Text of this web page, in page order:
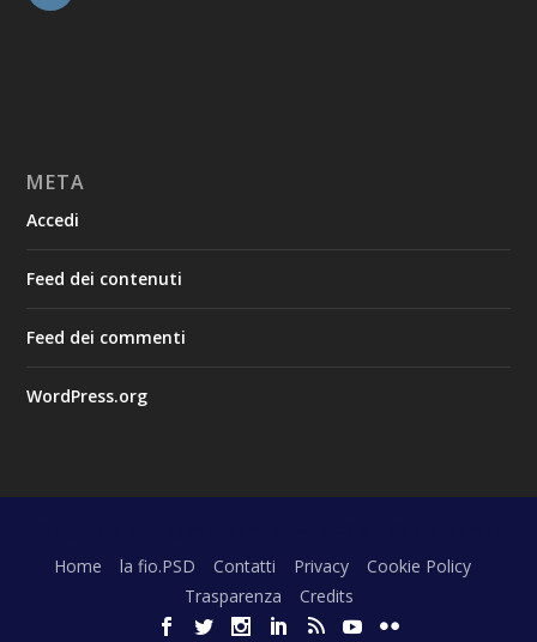
META
Accedi
Feed dei contenuti
Feed dei commenti
WordPress.org
Home la fio.PSD Contatti Privacy
Cookie Policy
Trasparenza
Credits